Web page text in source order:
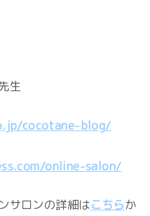
生
cocotane-blog/
online-salon/
サロンの詳細はこちらか